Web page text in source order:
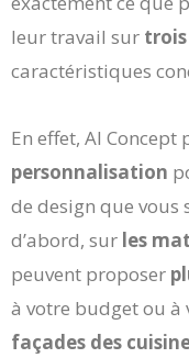
leur travail sur
caractéristiques
En effet, AI
personnalisation
de design que vous
d’abord, sur les
peuvent proposer
à votre budget ou à
façades des